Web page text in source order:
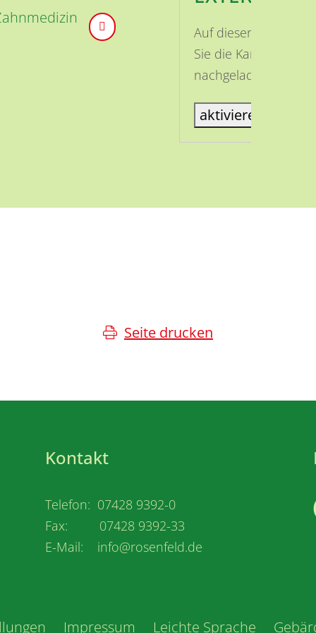
Auf dieser Seite ist
Sie die Karte
nachgeladen.
aktiviere Karte
Seite drucken
Kontakt
Telefon: 07428 9392-0
Fax: 07428 9392-33
E-Mail: info@rosenfeld.de
Impressum Leichte Sprache